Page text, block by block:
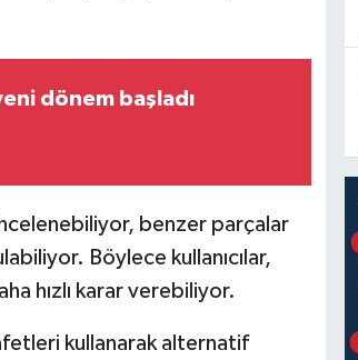
dönem başladı
benzer parçalar
Böylece kullanıcılar,
hızlı karar verebiliyor.
kullanarak alternatif